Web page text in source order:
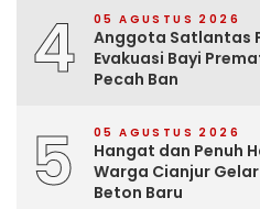
4 05 AGUSTUS 2026
Anggota Satlantas
Evakuasi Bayi
Pecah Ban
5 05 AGUSTUS 2026
Hangat dan Penuh
Warga Cianjur
Beton Baru